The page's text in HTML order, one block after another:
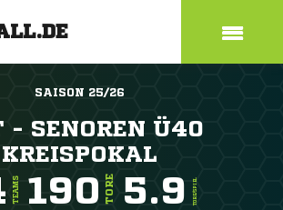
SAISON 25/26
- SENOREN Ü40
KREISPOKAL
TEAMS 190 TORE 5.9 TORE/SPIEL